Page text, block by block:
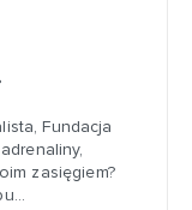
Fundacja
zasięgiem?